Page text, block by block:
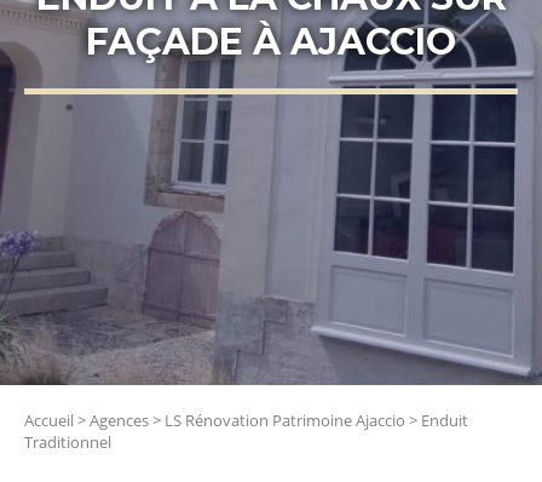
FAÇADE À AJACCIO
Accueil >Agences> LS Rénovation Patrimoine Ajaccio > Enduit
Traditionnel